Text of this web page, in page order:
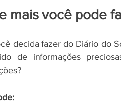
mais você pode
decida fazer do Diário do
de informações